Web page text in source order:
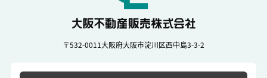
〒532-0011大阪府大阪市淀川区西中島3-3-2